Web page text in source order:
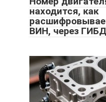
находится, как
ВИН, через